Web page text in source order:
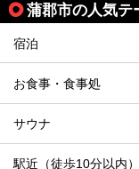
蒲郡市の人気テ
宿泊
お食事・食事処
サウナ
駅近（徒歩10分以内）